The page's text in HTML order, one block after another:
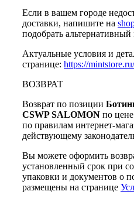
Если в вашем городе
доставки, напишите на
подобрать альтернативный
Актуальные условия и
странице: https://
ВОЗВРАТ
Возврат по позиции
CSWP SALOMON по цене
по правилам интернет-
действующему
Вы можете оформить
установленный срок при
упаковки и документов о
размещены на странице